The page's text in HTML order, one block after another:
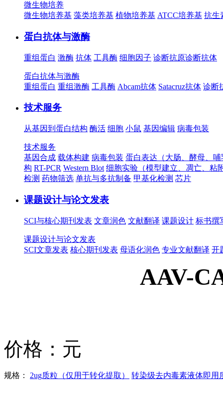
微生物培养
微生物培养基 藻类培养基 植物培养基 ATCC培养基 抗生
蛋白抗体与激酶
重组蛋白 激酶 抗体 工具酶 细胞因子 诊断抗原诊断抗体
蛋白抗体与激酶
重组蛋白 重组激酶 工具酶 Abcam抗体 Satacruz抗体 诊断
技术服务
从基因到蛋白结构 酶活 细胞 小鼠 基因编辑 病毒包装
技术服务
基因合成 载体构建 病毒包装 蛋白表达（大肠、酵母、
构 RT-PCR Western Blot 细胞实验（模型建立、凋亡、粘
检测 药物筛选 单抗与多抗制备 甲基化检测 芯片
课题设计与论文发表
SCI与核心期刊发表 文章润色 文献翻译 课题设计 标书撰
课题设计与论文发表
SCI文章发表 核心期刊发表 母语化润色 专业文献翻译 开
AAV-
价格： 元
规格： 2ug质粒（仅用于转化提取） 转染级去内毒素液体即用